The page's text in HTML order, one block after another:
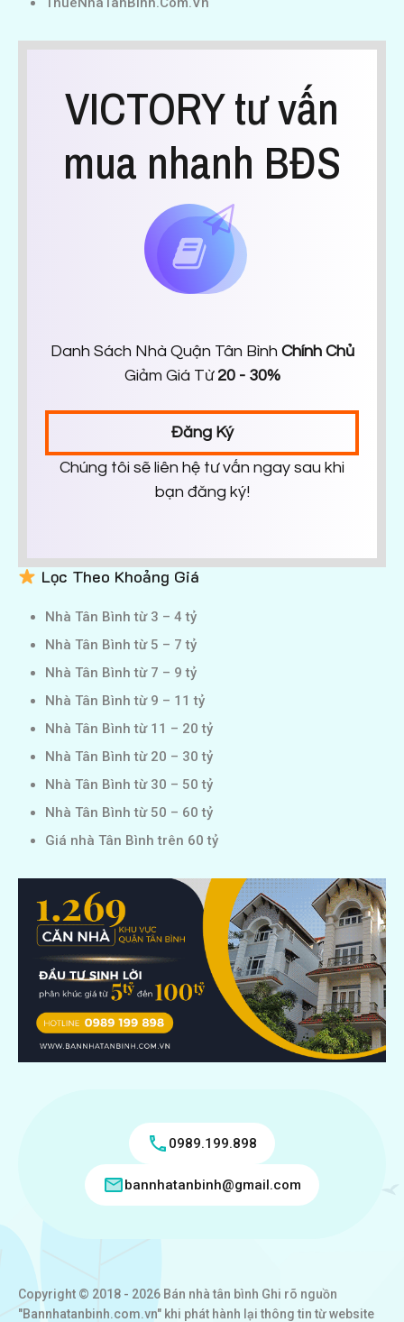
VICTORY tư vấn
mua nhanh BĐS
Danh Sách Nhà Quận Tân Bình Chính Chủ
Giảm Giá Từ 20 - 30%
Đăng Ký
Chúng tôi sẽ liên hệ tư vấn ngay sau khi
bạn đăng ký!
Lọc Theo Khoảng Giá
Nhà Tân Bình từ 3 – 4 tỷ
Nhà Tân Bình từ 5 – 7 tỷ
Nhà Tân Bình từ 7 – 9 tỷ
Nhà Tân Bình từ 9 – 11 tỷ
Nhà Tân Bình từ 11 – 20 tỷ
Nhà Tân Bình từ 20 – 30 tỷ
Nhà Tân Bình từ 30 – 50 tỷ
Nhà Tân Bình từ 50 – 60 tỷ
Giá nhà Tân Bình trên 60 tỷ
0989.199.898
bannhatanbinh@gmail.com
Copyright © 2018 - 2026 Bán nhà tân bình Ghi rõ nguồn
"Bannhatanbinh.com.vn" khi phát hành lại thông tin từ website